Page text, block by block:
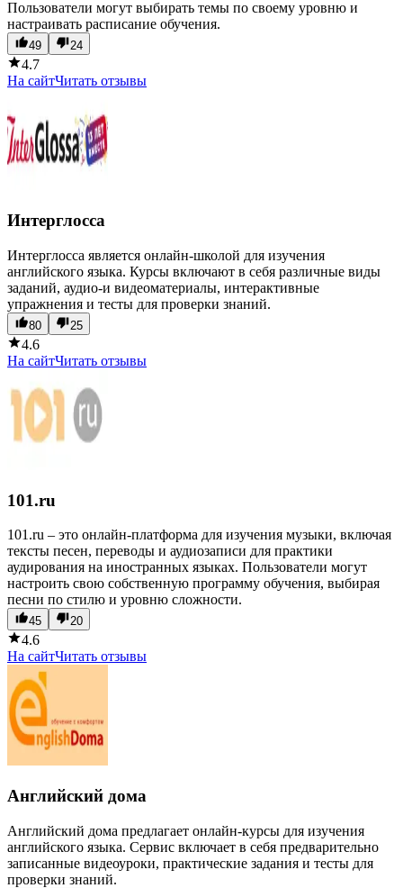
Пользователи могут выбирать темы по своему уровню и
настраивать расписание обучения.
49 24
4.7
На сайтЧитать отзывы
Интерглосса
Интерглосса является онлайн-школой для изучения
английского языка. Курсы включают в себя различные виды
заданий, аудио-и видеоматериалы, интерактивные
упражнения и тесты для проверки знаний.
80 25
4.6
На сайтЧитать отзывы
101.ru
101.ru – это онлайн-платформа для изучения музыки, включая
тексты песен, переводы и аудиозаписи для практики
аудирования на иностранных языках. Пользователи могут
настроить свою собственную программу обучения, выбирая
песни по стилю и уровню сложности.
45 20
4.6
На сайтЧитать отзывы
Английский дома
Английский дома предлагает онлайн-курсы для изучения
английского языка. Сервис включает в себя предварительно
записанные видеоуроки, практические задания и тесты для
проверки знаний.